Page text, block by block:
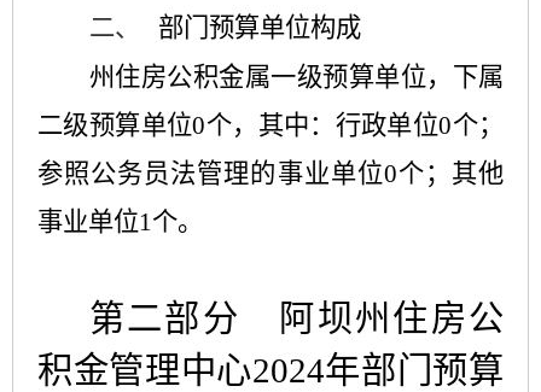
二、
部门预算单位构成
州住房公积金属一级预算单位，下属
二级预算单位0个，其中：行政单位0个；
参照公务员法管理的事业单位0个；其他
事业单位1个。
第二部分
阿坝州住房公
积金管理中心2024年部门预算